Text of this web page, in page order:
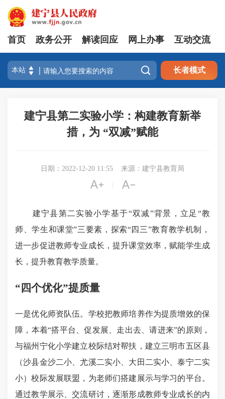
首页 政务公开 解读回应 网上办事 互动交流
 长者模式
建宁县第二实验小学：构建教育新举
措，为 “双减”赋能
日期：2022-12-20 11:55 来源：建宁县教育局
 
建宁县第二实验小学基于“双减”背景，立足“教
师、学生和课堂”三要素，探索“四三”教育教学机制，
进一步促进教师专业成长，提升课堂效率，赋能学生成
长，提升教育教学质量。
“四个优化”提质量
一是优化师资队伍。学校把教师培养作为提质增效的保
障，本着“搭平台、促发展、走出去、请进来”的原则，
与福州宁化小学建立校际结对帮扶，建立三明市五区县
（沙县金沙二小、尤溪二实小、大田二实小、泰宁二实
小）校际发展联盟，为老师们搭建展示与学习的平台。
通过教学展示、交流研讨，逐渐形成教师专业成长的内